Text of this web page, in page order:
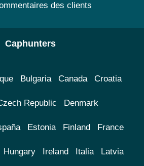
des clients
Caphunters
Bulgaria Canada Croatia
Republic Denmark
Estonia Finland France
Hungary Ireland Italia Latvia